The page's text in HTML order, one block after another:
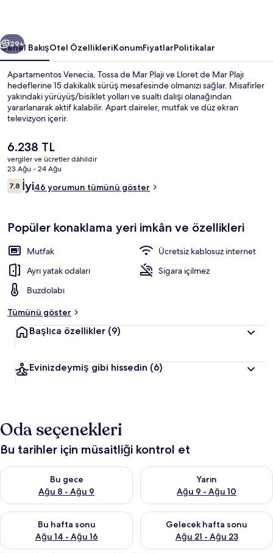
Sonraki
29+
Genel BakışOtel ÖzellikleriKonumFiyatlarPolitikalar
Apartamentos Venecia, Tossa de Mar Plajı ve Lloret de Mar Plajı
hedeflerine 15 dakikalık sürüş mesafesinde olmanızı sağlar. Misafirler
yakındaki yürüyüş/bisiklet yolları ve sualtı dalışı olanağından
yararlanarak aktif kalabilir. Apart daireler, mutfak ve düz ekran
televizyon içerir.
Şu
anki
fiyat
6.238 TL
6.238 TL
vergiler ve ücretler dâhildir
23 Ağu - 24 Ağu
Yorumlar
7,87,8/10
İyi46 yorumun tümünü göster
Popüler konaklama yeri imkân ve özellikleri
Mutfak
Ücretsiz kablosuz internet
Ayrı yatak odaları
Sigara içilmez
Buzdolabı
Tümünü göster
Başlıca özellikler (9)
Evinizdeymiş gibi hissedin (6)
Oda seçenekleri
Bu tarihler için müsaitliği kontrol et
Bu gece
Ağu 8 - Ağu 9
Bu gece için müsaitliği kontrol et Ağu 8 - Ağu 9
Yarın
Ağu 9 - Ağu 10
Yarın için müsaitliği kontrol
Bu hafta sonu
Ağu 14 - Ağu 16
Bu hafta sonu için müsaitliği kontrol et Ağu 14 - Ağu 16
Gelecek hafta sonu
Ağu 21 - Ağu 23
Önümüzdeki hafta sonu için